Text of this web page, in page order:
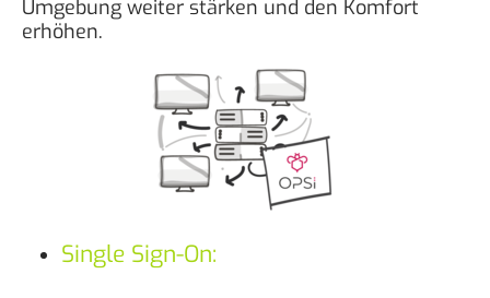
Umgebung weiter stärken und den Komfort
erhöhen.
Single Sign-On: